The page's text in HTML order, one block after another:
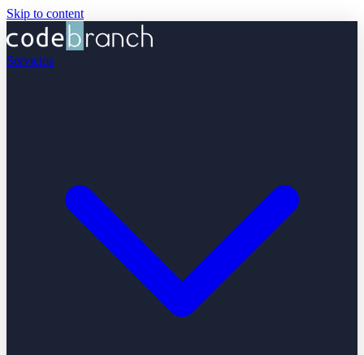
Skip to content
Servicios